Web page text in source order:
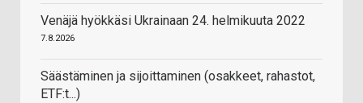
Venäjä hyökkäsi Ukrainaan 24. helmikuuta 2022
7.8.2026
Säästäminen ja sijoittaminen (osakkeet, rahastot,
ETF:t...)